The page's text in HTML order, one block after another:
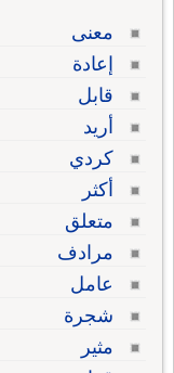
معنى
إعادة
قابل
أريد
كردي
أكثر
متعلق
مرادف
عامل
شجرة
مثير